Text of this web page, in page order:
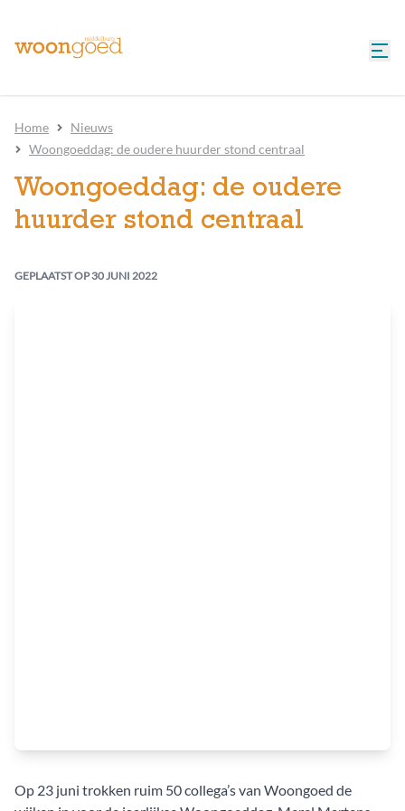
Home
Nieuws
Woongoeddag: de oudere huurder stond centraal
Woongoeddag: de oudere
huurder stond centraal
GEPLAATST OP30 JUNI 2022
Op 23 juni trokken ruim 50 collega’s van Woongoed de